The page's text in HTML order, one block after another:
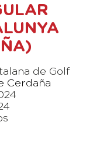
de Golf
Cerdaña